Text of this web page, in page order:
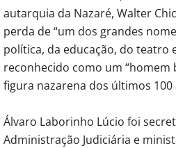
autarquia da Nazaré, Walter
perda de “um dos grandes
política, da educação, do teatro
reconhecido como um “homem
figura nazarena dos últimos 100
Álvaro Laborinho Lúcio foi
Administração Judiciária e